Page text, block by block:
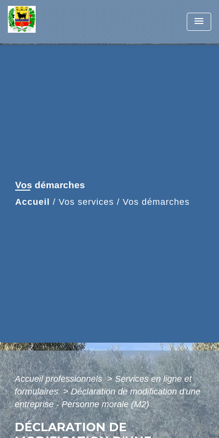
menu
Vos démarches
Accueil / Vos services / Vos démarches
Accueil professionnels> Services en ligne et
formulaires> Déclaration de modification d'une
entreprise - Personne morale (M2)
DÉCLARATION DE